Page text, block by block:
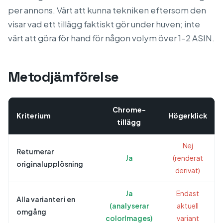
per annons. Värt att kunna tekniken eftersom den
visar vad ett tillägg faktiskt gör under huven; inte
värt att göra för hand för någon volym över 1–2 ASIN.
Metodjämförelse
Kriterium
Chrome-
tillägg
Högerklick
Returnerar
originalupplösning
Ja
Nej
(renderat
derivat)
Alla varianter i en
omgång
Ja
(analyserar
colorImages)
Endast
aktuell
variant